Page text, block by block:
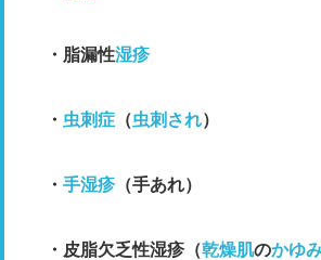
・脂漏性湿疹
・ 虫刺症 （虫刺され）
・ 手湿疹（手あれ）
・皮脂欠乏性湿疹（乾燥肌のかゆ